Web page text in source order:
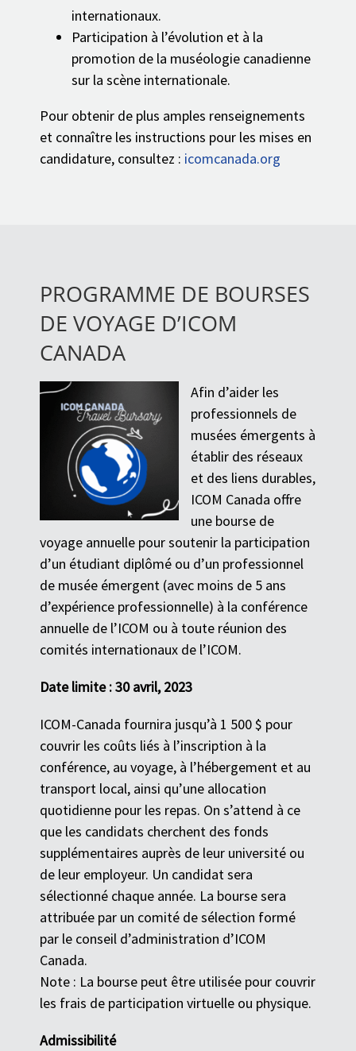
internationaux.
Participation à l’évolution et à la
promotion de la muséologie canadienne
sur la scène internationale.
Pour obtenir de plus amples renseignements
et connaître les instructions pour les mises en
candidature, consultez : icomcanada.org
PROGRAMME DE BOURSES
DE VOYAGE D’ICOM
CANADA
Afin d’aider les
professionnels de
musées émergents à
établir des réseaux
et des liens durables,
ICOM Canada offre
une bourse de
voyage annuelle pour soutenir la participation
d’un étudiant diplômé ou d’un professionnel
de musée émergent (avec moins de 5 ans
d’expérience professionnelle) à la conférence
annuelle de l’ICOM ou à toute réunion des
comités internationaux de l’ICOM.
Date limite : 30 avril, 2023
ICOM-Canada fournira jusqu’à 1 500 $ pour
couvrir les coûts liés à l’inscription à la
conférence, au voyage, à l’hébergement et au
transport local, ainsi qu’une allocation
quotidienne pour les repas. On s’attend à ce
que les candidats cherchent des fonds
supplémentaires auprès de leur université ou
de leur employeur. Un candidat sera
sélectionné chaque année. La bourse sera
attribuée par un comité de sélection formé
par le conseil d’administration d’ICOM
Canada.
Note : La bourse peut être utilisée pour couvrir
les frais de participation virtuelle ou physique.
Admissibilité